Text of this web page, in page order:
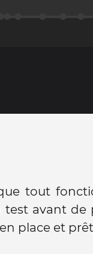
tout
test avant de
place et